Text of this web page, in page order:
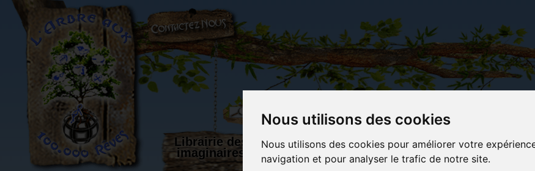
Nous utilisons des cookies
Nous utilisons des cookies pour améliorer votre
navigation et pour analyser le trafic de notre site.
L'Arbre aux 100.000 Rêves
Librairie des
imaginaires
Carterie
papeterie
originale
Activités
manuelles,
détente et
Objets déco et
cadeaux
originaux